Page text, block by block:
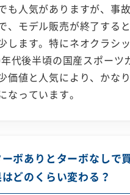
も人気がありますが、事
、モデル販売が終了する
します。特にネオクラシ
代後半頃の国産スポーツ
価値と人気により、かな
なっています。
ーボありとターボなしで
どのくらい変わる？